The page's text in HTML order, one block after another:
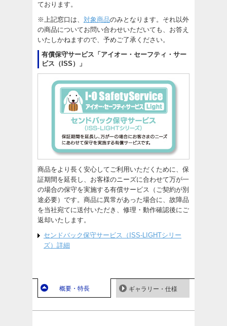
ております。
※上記窓口は、 対象商品のみとなります。それ以外
の商品についてお問い合わせいただいても、お答え
いたしかねますので、予めご了承ください。
有償保守サービス「アイオー・セーフティ・サー
ビス（ISS）」
商品をより長く安心してご利用いただくために、保
証期間を延長し、お客様のニーズに合わせて万が一
の場合の保守を実施する有償サービス（ご契約が別
途必要）です。商品に異常があった場合に、故障品
を当社宛てに送付いただき、修理・動作確認後にご
返却いたします。
センドバック保守サービス（ISS-LIGHTシリー
ズ）詳細
概要・特長 ギャラリー・仕様